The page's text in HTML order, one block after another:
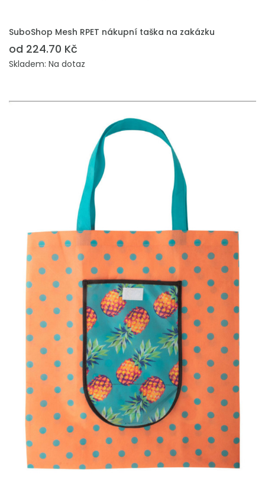
PŘIDAT DO POPTÁVKY
SuboShop Mesh RPET nákupní taška na zakázku
od 224.70 Kč
Skladem: Na dotaz